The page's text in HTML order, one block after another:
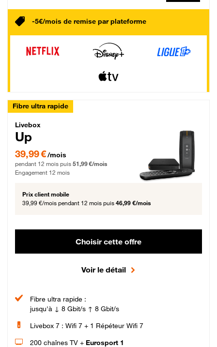
-5€/mois de remise par plateforme
Fibre ultra rapide
Livebox Up Fibre
Livebox
Up
39,99 € par mois pendant 12 mois puis 51,99 € par mois, Engagement 12 mois
39,99 €/mois
pendant 12 mois puis 51,99 €/mois
Engagement 12 mois
Prix client mobile
39,99 €/mois pendant 12 mois puis 46,99 €/mois
Choisir cette offre
Voir le détail
Fibre ultra rapide :
jusqu'à ↓ 8 Gbit/s ↑ 8 Gbit/s
Livebox 7 : Wifi 7 + 1 Répéteur Wifi 7
200 chaînes TV + Eurosport 1